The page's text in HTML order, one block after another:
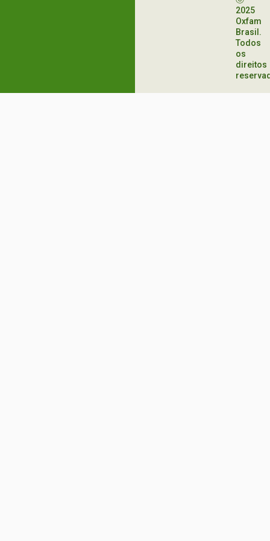
2025
Oxfam
Brasil.
Todos
os
direitos